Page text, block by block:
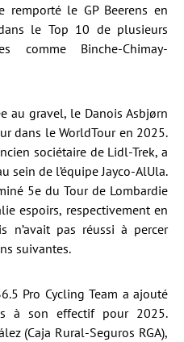
le GP Beerens en
le Top 10 de plusieurs
comme Binche-Chimay-
au gravel, le Danois Asbjørn
dans le WorldTour en 2025.
sociétaire de Lidl-Trek, a
sein de l’équipe Jayco-AlUla.
5e du Tour de Lombardie
espoirs, respectivement en
n’avait pas réussi à percer
suivantes.
Pro Cycling Team a ajouté
à son effectif pour 2025.
(Caja Rural-Seguros RGA),